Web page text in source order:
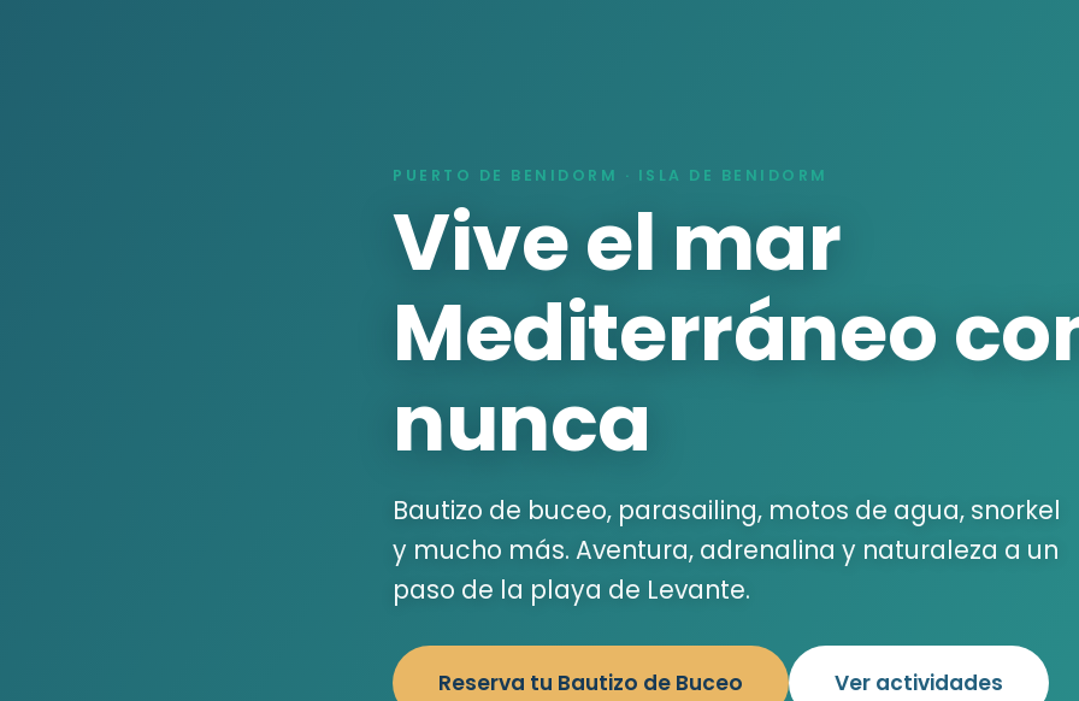
PUERTO DE BENIDORM · ISLA DE BENIDORM
Vive el mar
Mediterráneo
nunca
Bautizo de buceo, parasailing, motos de agua, snorkel
y mucho más. Aventura, adrenalina y naturaleza a un
paso de la playa de Levante.
Reserva tu Bautizo de Buceo Ver actividades